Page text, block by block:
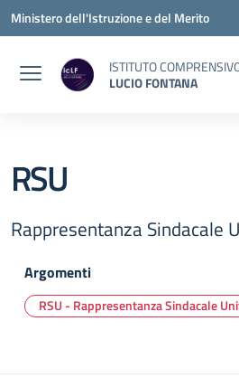
Vai ai contenuti
Vai al menu di navigazione
Vai al footer
Ministero dell'Istruzione e del Merito
ISTITUTO
LUCIO FONTANA
RSU
Rappresentanza Sindacale
Argomenti
RSU - Rappresentanza Sindacale